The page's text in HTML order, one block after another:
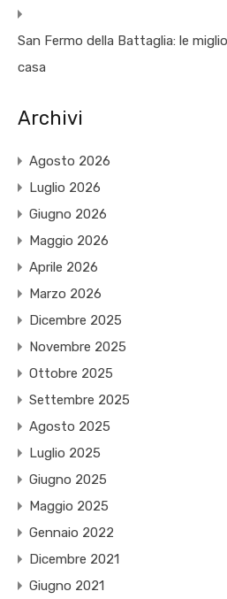
San Fermo della Battaglia: le
casa
Archivi
Agosto 2026
Luglio 2026
Giugno 2026
Maggio 2026
Aprile 2026
Marzo 2026
Dicembre 2025
Novembre 2025
Ottobre 2025
Settembre 2025
Agosto 2025
Luglio 2025
Giugno 2025
Maggio 2025
Gennaio 2022
Dicembre 2021
Giugno 2021